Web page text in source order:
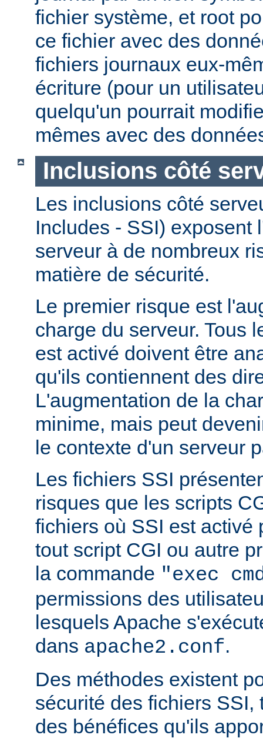
fichier système, et root
ce fichier avec des
fichiers journaux eux-
écriture (pour un
quelqu'un pourrait
mêmes avec des
Inclusions côté
Les inclusions côté
Includes - SSI) exposent
serveur à de nombreux
matière de sécurité.
Le premier risque est
charge du serveur. Tous
est activé doivent être
qu'ils contiennent des
L'augmentation de la
minime, mais peut
le contexte d'un serveur
Les fichiers SSI
risques que les scripts
fichiers où SSI est activé
tout script CGI ou autre
la commande "exec
permissions des
lesquels Apache
dans apache2.conf.
Des méthodes existent
sécurité des fichiers SSI,
des bénéfices qu'ils